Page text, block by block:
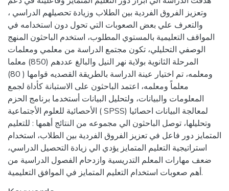
وتعزيز الفروق الفردية بين الطلاب وزيادة تحصيلهم الدراسي ،
والتعرف علي بعض الصعوبات التي تحول دون استخدامه في
المواقف التعليمية بالمستوي المطلوب، استخدم الباحثون المنهج
الوصفي التحليلي، تكون مجتمع الدراسة من معلمي ومعلمات
المرحلة الثانوية بولاية نهر النيل والبالغ عددهم (850) معلما
ومعلمه، تم اختيار عينة الدراسة بالطريقة القصديه قوامها ( 80)
معلماً ومعلمه، اعتمد الباحثون على الاستبانة كأداة لجمع
المعلومات والبيانات، ولتحليل البيانات أستخدما برنامج الحزم
الأحصائية للعلوم الأجتماعية ( SPSS) لمعالجة البيانات احصائيا
وتحليلها، توصل الباحثون الي مجموعه من النتائج أهمها : للتعليم
المتمايز دور فاعل في تعزيز الفروق الفردية بين الطلاب، استخدام
استراتيجية التعليم المتمايز يؤدي الي زيادة التحصيل الدراسي،
ضعف مهارات المعلم التدريسية وازدحام الفصول الدراسية من
أهم صعوبات استخدام التعليم المتمايز في الموافق التعليمية.